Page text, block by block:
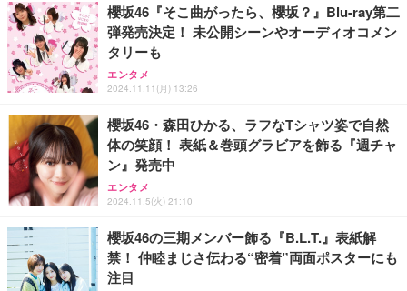
【Amazon.co.jp限定】【2年保証】外付けHDD 3.5
インチ 外付けハードディスク 静音 PC/Win/Mac/テ
レビ録画/デスクトップ/ラップトップ適用 (3)容量:2T
B)
￥12,999
櫻坂46『そこ曲がったら、櫻坂？』Blu-ray第二
弾発売決定！ 未公開シーンやオーディオコメン
タリーも
エンタメ
2024.11.11(月) 13:26
櫻坂46・森田ひかる、ラフなTシャツ姿で自然
体の笑顔！ 表紙＆巻頭グラビアを飾る『週チャ
ン』発売中
エンタメ
2024.11.5(火) 21:10
櫻坂46の三期メンバー飾る『B.L.T.』表紙解
禁！ 仲睦まじさ伝わる“密着”両面ポスターにも
注目